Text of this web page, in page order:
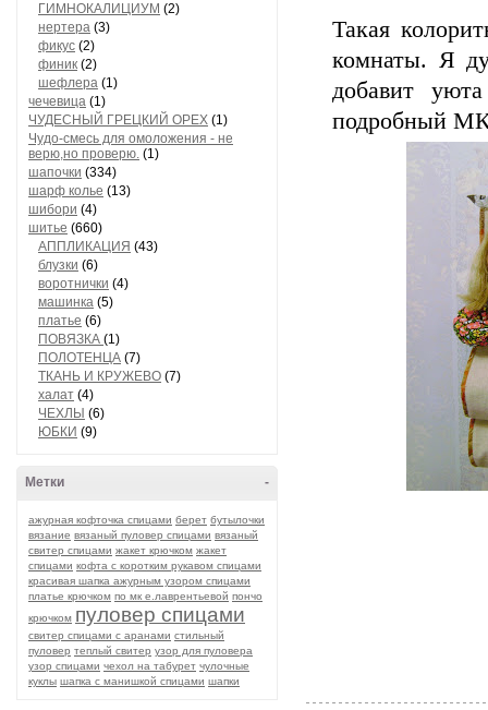
ГИМНОКАЛИЦИУМ (2)
нертера (3)
фикус (2)
финик (2)
шефлера (1)
чечевица (1)
ЧУДЕСНЫЙ ГРЕЦКИЙ ОРЕХ (1)
Чудо-смесь для омоложения - не
верю,но проверю. (1)
шапочки (334)
шарф колье (13)
шибори (4)
шитье (660)
АППЛИКАЦИЯ (43)
блузки (6)
воротнички (4)
машинка (5)
платье (6)
ПОВЯЗКА (1)
ПОЛОТЕНЦА (7)
ТКАНЬ И КРУЖЕВО (7)
халат (4)
ЧЕХЛЫ (6)
ЮБКИ (9)
-
Метки
ажурная кофточка спицами берет бутылочки
вязание вязаный пуловер спицами вязаный
свитер спицами жакет крючком жакет
спицами кофта с коротким рукавом спицами
красивая шапка ажурным узором спицами
платье крючком по мк е.лаврентьевой пончо
крючком пуловер спицами
свитер спицами с аранами стильный
пуловер теплый свитер узор для пуловера
узор спицами чехол на табурет чулочные
куклы шапка с манишкой спицами шапки
Такая
комнаты. Я
добавит
подробный